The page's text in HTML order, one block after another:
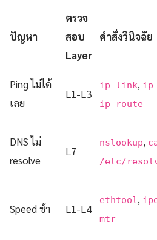
ปัญหา
ตรวจ
สอบ
Layer
คำสั่งวินิจฉัย
Ping ไม่ได้
เลย
L1-L3
ip link, ip
ip route
DNS ไม่
resolve
L7
nslookup,
/etc/
Speed ช้า L1-L4
ethtool ,
mtr